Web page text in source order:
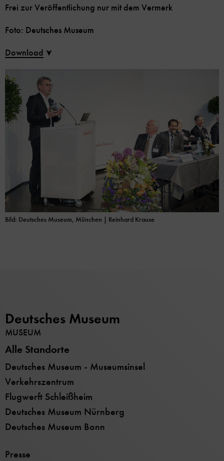
Bild: Deutsches Museum, München | Reinhard Krause
Frei zur Veröffentlichung nur mit dem Vermerk
Foto: Deutsches Museum
Download
Deutsches Museum
MUSEUM
Alle Standorte
Deutsches Museum - Museumsinsel
Verkehrszentrum
Flugwerft Schleißheim
Deutsches Museum Nürnberg
Deutsches Museum Bonn
Presse